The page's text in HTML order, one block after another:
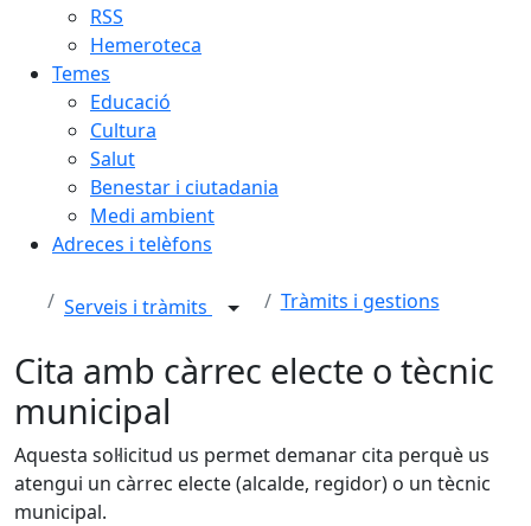
RSS
Hemeroteca
Temes
Educació
Cultura
Salut
Benestar i ciutadania
Medi ambient
Adreces i telèfons
Serveis i tràmits Tràmits i gestions
Cita amb càrrec electe o tècnic
municipal
Aquesta sol·licitud us permet demanar cita perquè us
atengui un càrrec electe (alcalde, regidor) o un tècnic
municipal.